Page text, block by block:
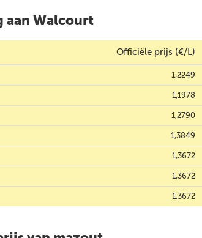
aan Walcourt
Officiële prijs (€/L)
1,2249
1,1978
1,2790
1,3849
1,3672
1,3672
1,3672